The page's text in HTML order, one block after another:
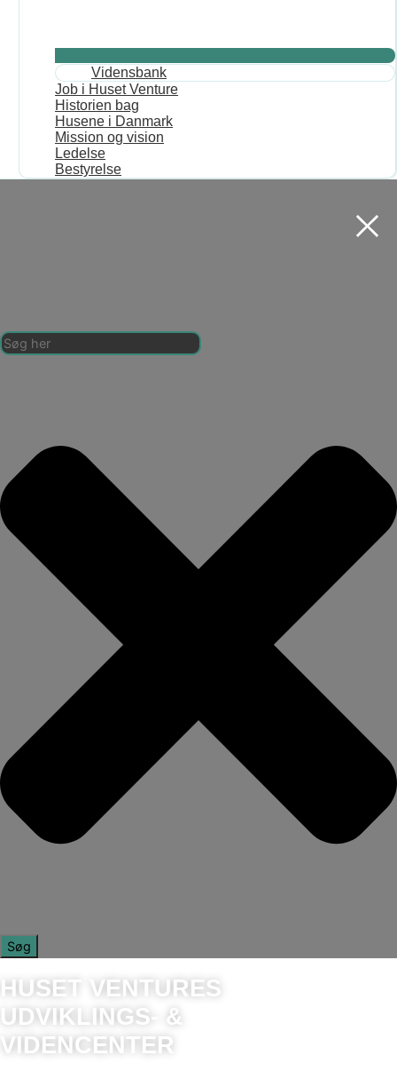
Vidensbank
Job i Huset Venture
Historien bag
Husene i Danmark
Mission og vision
Ledelse
Bestyrelse
Søg
HUSET VENTURES
UDVIKLINGS- &
VIDENCENTER